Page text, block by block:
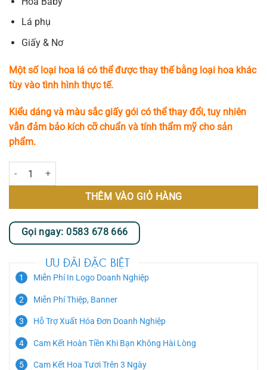
Lá phụ
Giấy & Nơ
Một số loại hoa lá có thể được thay thế bằng loại hoa khác
tùy vào tình hình thực tế.
Kiểu dáng và màu sắc giấy gói có thể thay đổi, tuy nhiên
vẫn đảm bảo kích cỡ chuẩn và tính thẩm mỹ cho sản
phẩm.
Sắc Cam số lượng
THÊM VÀO GIỎ HÀNG
Gọi ngay: 0583 678 666
ƯU ĐÃI ĐẶC BIỆT
Miễn Phí In Logo Doanh Nghiệp
Miễn Phí Thiệp, Banner
Hỗ Trợ Xuất Hóa Đơn Doanh Nghiệp
Cam Kết Hoàn Tiền Khi Bạn Không Hài Lòng
Cam Kết Hoa Tươi Trên 3 Ngày